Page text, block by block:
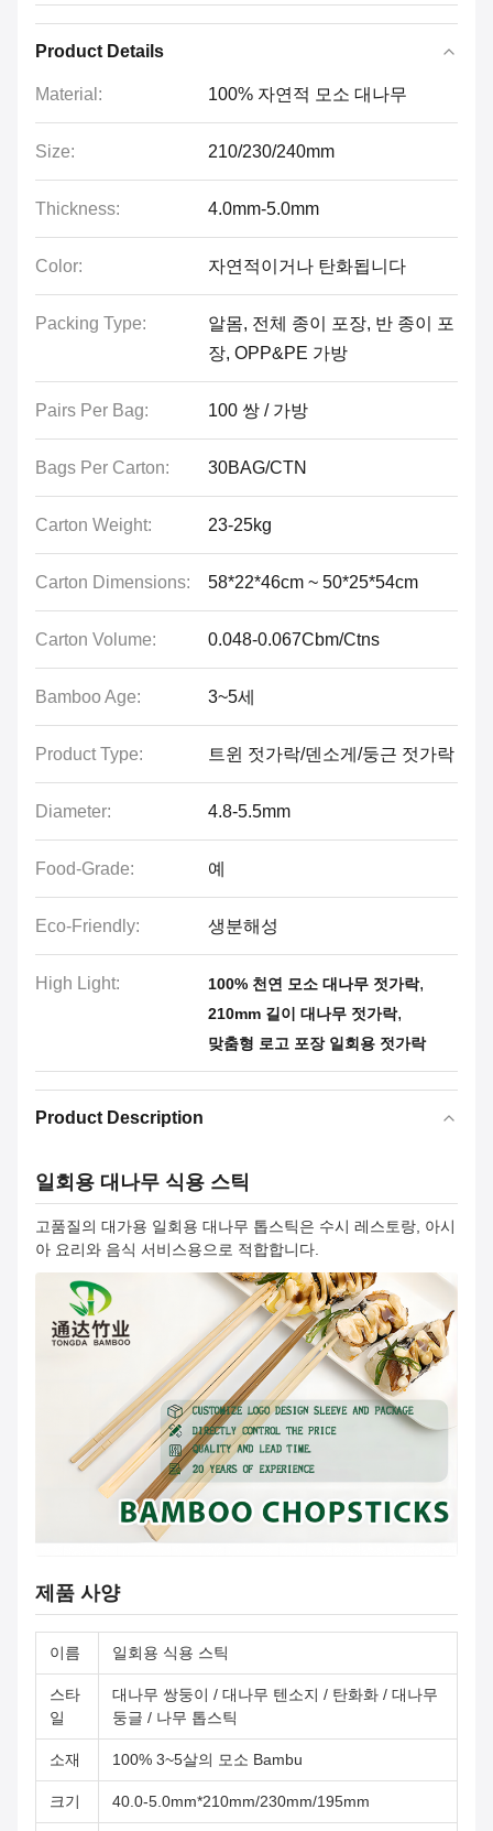
Product Details
Material: 100% 자연적 모소 대나무
Size: 210/230/240mm
Thickness: 4.0mm-5.0mm
Color: 자연적이거나 탄화됩니다
Packing Type:
알몸, 전체 종이 포장, 반 종이 포
장, OPP&PE 가방
Pairs Per Bag: 100 쌍 / 가방
Bags Per Carton: 30BAG/CTN
Carton Weight: 23-25kg
Carton Dimensions: 58*22*46cm ~ 50*25*54cm
Carton Volume: 0.048-0.067Cbm/Ctns
Bamboo Age: 3~5세
Product Type: 트윈 젓가락/덴소게/둥근 젓가락
Diameter: 4.8-5.5mm
Food-Grade: 예
Eco-Friendly: 생분해성
High Light: 100% 천연 모소 대나무 젓가락,
210mm 길이 대나무 젓가락,
맞춤형 로고 포장 일회용 젓가락
Product Description
일회용 대나무 식용 스틱
고품질의 대가용 일회용 대나무 톱스틱은 수시 레스토랑, 아시
아 요리와 음식 서비스용으로 적합합니다.
제품 사양
이름 일회용 식용 스틱
스타
일
대나무 쌍둥이 / 대나무 텐소지 / 탄화화 / 대나무
둥글 / 나무 톱스틱
소재 100% 3~5살의 모소 Bambu
크기 40.0-5.0mm*210mm/230mm/195mm